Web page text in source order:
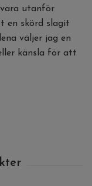
vara utanför
en skörd slagit
väljer jag en
känsla för att